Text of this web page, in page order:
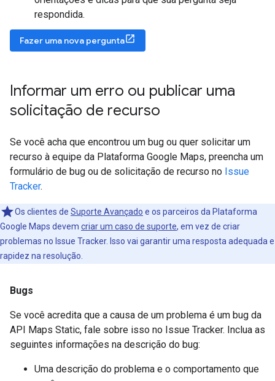
respondida.
Fazer uma nova pergunta
Informar um erro ou publicar uma
solicitação de recurso
Se você acha que encontrou um bug ou quer solicitar um
recurso à equipe da Plataforma Google Maps, preencha um
formulário de bug ou de solicitação de recurso no Issue
Tracker.
Os clientes de Suporte Avançado e os parceiros da Plataforma
Google Maps devem criar um caso de suporte, em vez de criar
problemas no Issue Tracker. Isso vai garantir uma resposta adequada e
rapidez na resolução.
Bugs
Se você acredita que a causa de um problema é um bug da
API Maps Static, fale sobre isso no Issue Tracker. Inclua as
seguintes informações na descrição do bug:
Uma descrição do problema e o comportamento que